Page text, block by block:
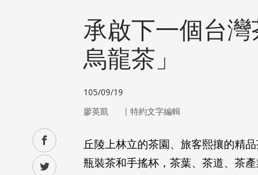
facebook
twitter
承啟下一個台
烏龍茶」
105/09/19
廖英凱 ｜ 特約文字編輯
丘陵上林立的茶園、旅客熙攘的精
瓶裝茶和手搖杯，茶葉、茶道、茶